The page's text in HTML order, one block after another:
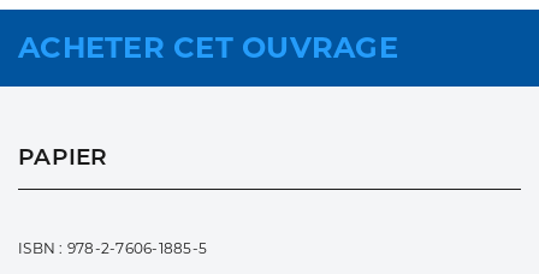
ACHETER CET OUVRAGE
PAPIER
ISBN : 978-2-7606-1885-5